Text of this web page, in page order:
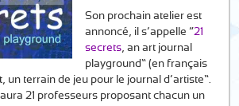
Son prochain atelier est
annoncé, il s’appelle “21
secrets, an art journal
playground” (en français
un terrain de jeu pour le journal d’artiste”.
aura 21 professeurs proposant chacun un